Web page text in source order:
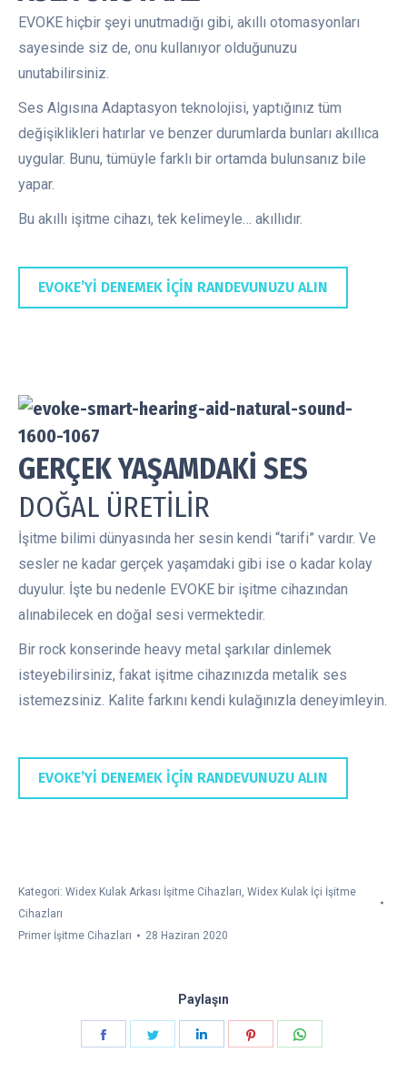
EVOKE hiçbir şeyi unutmadığı gibi, akıllı otomasyonları
sayesinde siz de, onu kullanıyor olduğunuzu
unutabilirsiniz.
Ses Algısına Adaptasyon teknolojisi, yaptığınız tüm
değişiklikleri hatırlar ve benzer durumlarda bunları akıllıca
uygular. Bunu, tümüyle farklı bir ortamda bulunsanız bile
yapar.
Bu akıllı işitme cihazı, tek kelimeyle… akıllıdır.
EVOKE’Yİ DENEMEK İÇİN RANDEVUNUZU ALIN
GERÇEK YAŞAMDAKİ SES
DOĞAL ÜRETİLİR
İşitme bilimi dünyasında her sesin kendi “tarifi” vardır. Ve
sesler ne kadar gerçek yaşamdaki gibi ise o kadar kolay
duyulur. İşte bu nedenle EVOKE bir işitme cihazından
alınabilecek en doğal sesi vermektedir.
Bir rock konserinde heavy metal şarkılar dinlemek
isteyebilirsiniz, fakat işitme cihazınızda metalik ses
istemezsiniz. Kalite farkını kendi kulağınızla deneyimleyin.
EVOKE’Yİ DENEMEK İÇİN RANDEVUNUZU ALIN
Kategori: Widex Kulak Arkası İşitme Cihazları, Widex Kulak İçi İşitme
Cihazları
Primer İşitme Cihazları
28 Haziran 2020
Paylaşın
Paylaşın Paylaşın Paylaşın Paylaşın